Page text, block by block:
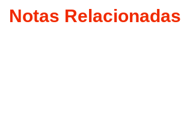
Notas Relacionadas